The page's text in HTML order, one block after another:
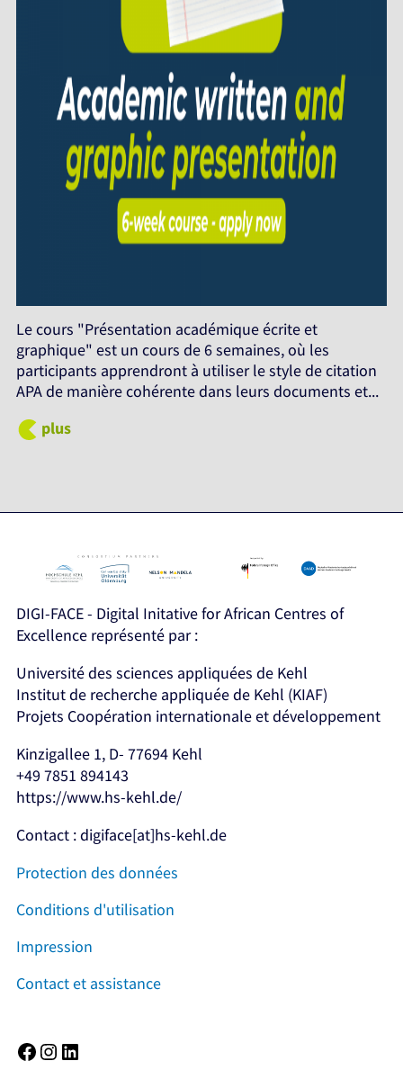
Le cours "Présentation académique écrite et
graphique" est un cours de 6 semaines, où les
participants apprendront à utiliser le style de citation
APA de manière cohérente dans leurs documents et...
plus
DIGI-FACE - Digital Initative for African Centres of
Excellence représenté par :
Université des sciences appliquées de Kehl
Institut de recherche appliquée de Kehl (KIAF)
Projets Coopération internationale et développement
Kinzigallee 1, D- 77694 Kehl
+49 7851 894143
https://www.hs-kehl.de/
Contact : digiface[at]hs-kehl.de
Protection des données
Conditions d'utilisation
Impression
Contact et assistance
Facebook Instagram